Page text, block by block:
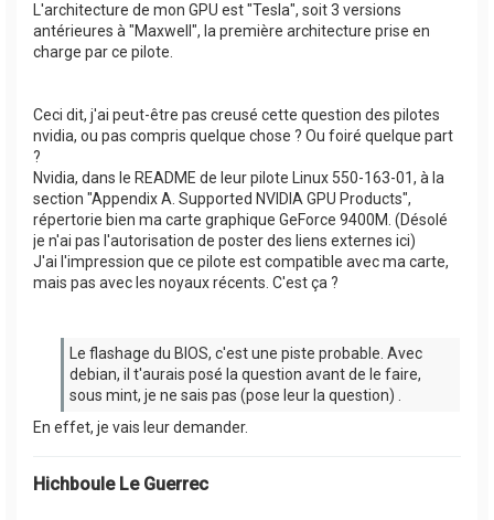
L'architecture de mon GPU est "Tesla", soit 3 versions
antérieures à "Maxwell", la première architecture prise en
charge par ce pilote.
Ceci dit, j'ai peut-être pas creusé cette question des pilotes
nvidia, ou pas compris quelque chose ? Ou foiré quelque part
?
Nvidia, dans le README de leur pilote Linux 550-163-01, à la
section "Appendix A. Supported NVIDIA GPU Products",
répertorie bien ma carte graphique GeForce 9400M. (Désolé
je n'ai pas l'autorisation de poster des liens externes ici)
J'ai l'impression que ce pilote est compatible avec ma carte,
mais pas avec les noyaux récents. C'est ça ?
Le flashage du BIOS, c'est une piste probable. Avec
debian, il t'aurais posé la question avant de le faire,
sous mint, je ne sais pas (pose leur la question) .
En effet, je vais leur demander.
Hichboule Le Guerrec